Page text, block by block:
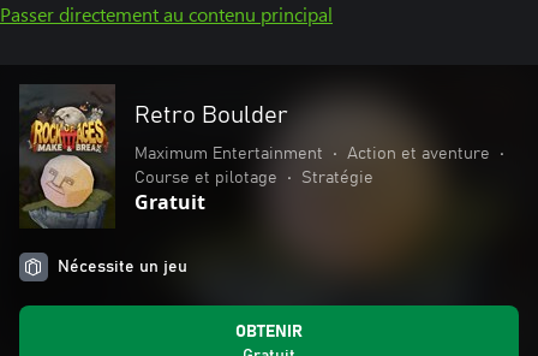
Passer directement au contenu principal
Retro Boulder
Maximum Entertainment • Action et aventure
•
Course et pilotage
• Stratégie
Gratuit
Nécessite un jeu
OBTENIR